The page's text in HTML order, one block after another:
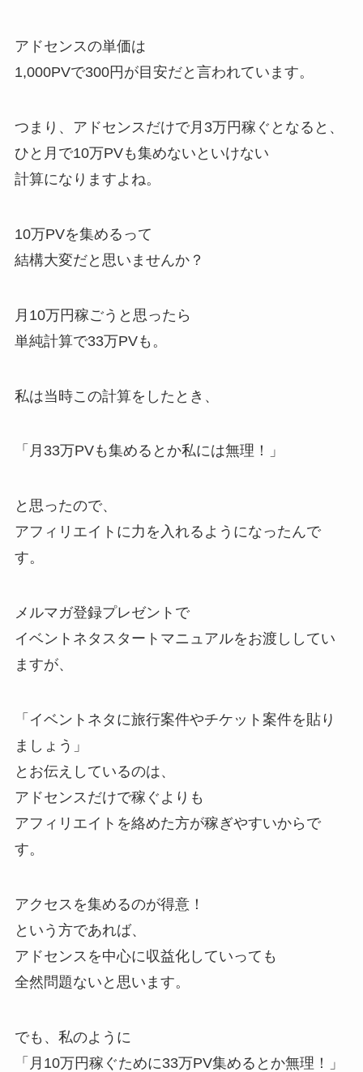
アドセンスの単価は
1,000PVで300円が目安だと言われています。
つまり、アドセンスだけで月3万円稼ぐとなると、
ひと月で10万PVも集めないといけない
計算になりますよね。
10万PVを集めるって
結構大変だと思いませんか？
月10万円稼ごうと思ったら
単純計算で33万PVも。
私は当時この計算をしたとき、
「月33万PVも集めるとか私には無理！」
と思ったので、
アフィリエイトに力を入れるようになったんで
す。
メルマガ登録プレゼントで
イベントネタスタートマニュアルをお渡ししてい
ますが、
「イベントネタに旅行案件やチケット案件を貼り
ましょう」
とお伝えしているのは、
アドセンスだけで稼ぐよりも
アフィリエイトを絡めた方が稼ぎやすいからで
す。
アクセスを集めるのが得意！
という方であれば、
アドセンスを中心に収益化していっても
全然問題ないと思います。
でも、私のように
「月10万円稼ぐために33万PV集めるとか無理！」